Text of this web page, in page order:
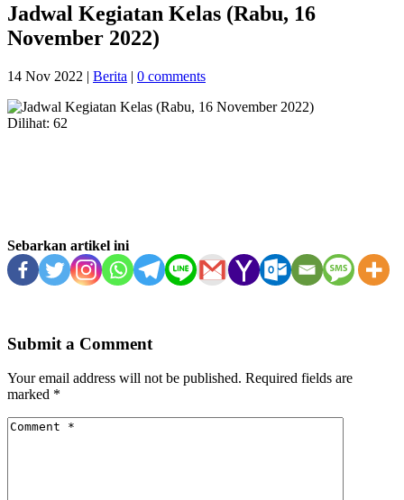
Jadwal Kegiatan Kelas (Rabu, 16
November 2022)
14 Nov 2022 | Berita | 0 comments
Dilihat: 62
Sebarkan artikel ini
Submit a Comment
Your email address will not be published. Required fields are
marked *